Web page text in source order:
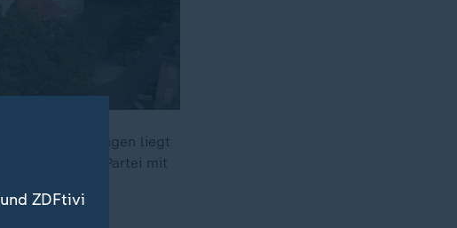
Umfragen liegt
Wahlsieg der Partei mit
ZDFtivi